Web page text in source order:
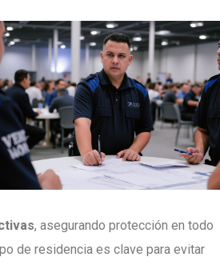
, asegurando protección en todo
de residencia es clave para evitar